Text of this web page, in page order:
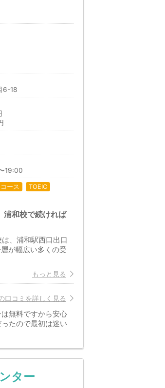
6-18
19:00
ース
TOEIC
浦和校で続ければ
、浦和駅西口出口
が幅広い多くの受
もっと見る
口コミを詳しく見る
無料ですから安心
たので最初は迷い
ター